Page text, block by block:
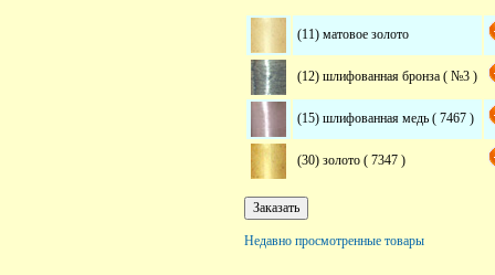
(11) матовое золото
(12) шлифованная бронза ( №3 )
(15) шлифованная медь ( 7467 )
(30) золото ( 7347 )
Недавно просмотренные товары